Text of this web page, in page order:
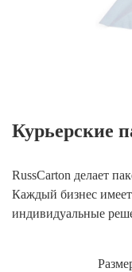
Курьерские
RussCarton делает
Каждый бизнес
индивидуальные